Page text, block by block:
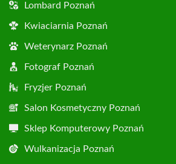
Lombard Poznań
Kwiaciarnia Poznań
Weterynarz Poznań
Fotograf Poznań
Fryzjer Poznań
Salon Kosmetyczny Poznań
Sklep Komputerowy Poznań
Wulkanizacja Poznań